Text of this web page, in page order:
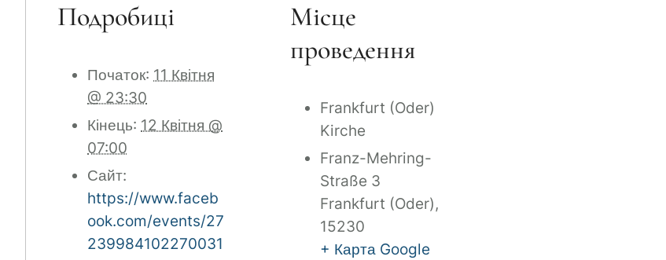
Подробиці
Початок: 11 Квітня
@ 23:30
Кінець: 12 Квітня @
07:00
Сайт:
https://www.faceb
ook.com/events/27
239984102270031
Місце
проведення
Frankfurt (Oder)
Kirche
Franz-Mehring-
Straße 3
Frankfurt (Oder),
15230
+ Карта Google